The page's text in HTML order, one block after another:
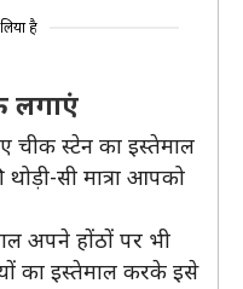
है
लगाएं
चीक स्टेन का इस्तेमाल
सी मात्रा आपको
अपने होंठों पर भी
का इस्तेमाल करके इसे